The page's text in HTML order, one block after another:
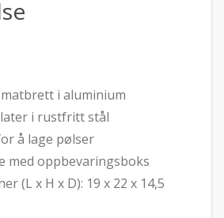
i aluminium
i rustfritt stål
å lage pølser
med oppbevaringsboks
(L x H x D): 19 x 22 x 14,5